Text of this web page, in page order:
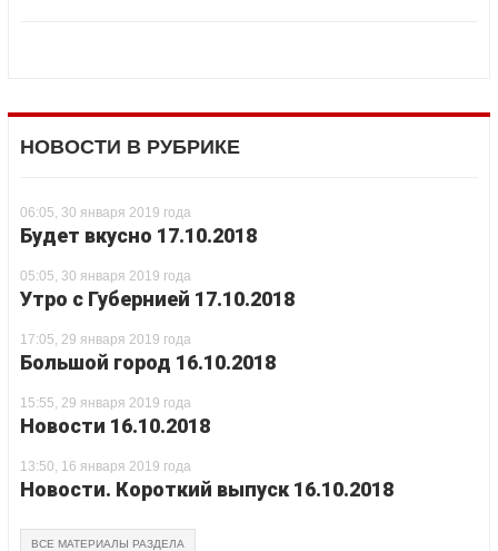
НОВОСТИ В РУБРИКЕ
06:05, 30 января 2019 года
Будет вкусно 17.10.2018
05:05, 30 января 2019 года
Утро с Губернией 17.10.2018
17:05, 29 января 2019 года
Большой город 16.10.2018
15:55, 29 января 2019 года
Новости 16.10.2018
13:50, 16 января 2019 года
Новости. Короткий выпуск 16.10.2018
ВСЕ МАТЕРИАЛЫ РАЗДЕЛА